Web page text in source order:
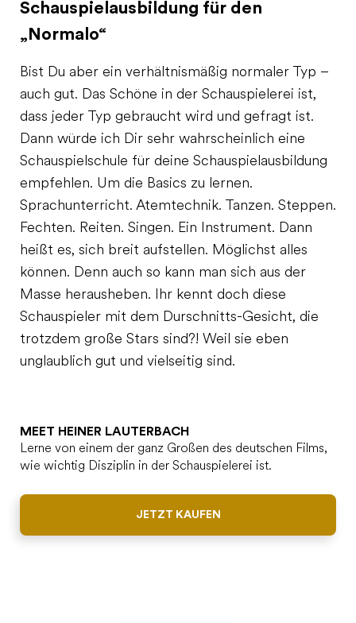
Schauspielausbildung für den
„Normalo“
Bist Du aber ein verhältnismäßig normaler Typ –
auch gut. Das Schöne in der Schauspielerei ist,
dass jeder Typ gebraucht wird und gefragt ist.
Dann würde ich Dir sehr wahrscheinlich eine
Schauspielschule für deine Schauspielausbildung
empfehlen. Um die Basics zu lernen.
Sprachunterricht. Atemtechnik. Tanzen. Steppen.
Fechten. Reiten. Singen. Ein Instrument. Dann
heißt es, sich breit aufstellen. Möglichst alles
können. Denn auch so kann man sich aus der
Masse herausheben. Ihr kennt doch diese
Schauspieler mit dem Durschnitts-Gesicht, die
trotzdem große Stars sind?! Weil sie eben
unglaublich gut und vielseitig sind.
MEET HEINER LAUTERBACH
Lerne von einem der ganz Großen des deutschen Films,
wie wichtig Disziplin in der Schauspielerei ist.
JETZT KAUFEN